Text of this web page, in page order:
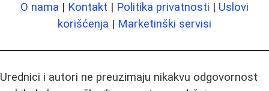
O nama | Kontakt | Politika privatnosti | Uslovi
korišćenja | Marketinški servisi
Urednici i autori ne preuzimaju nikakvu odgovornost